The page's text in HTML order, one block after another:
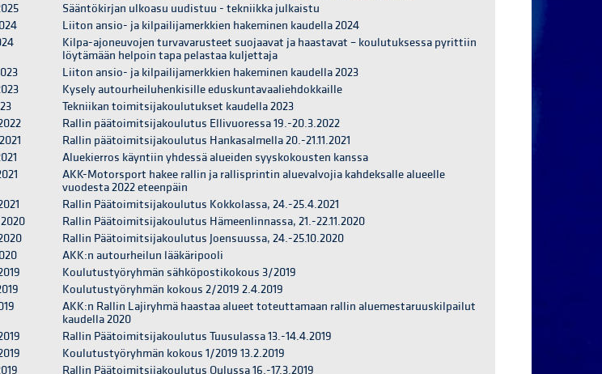
Sääntökirjan ulkoasu uudistuu - tekniikka julkaistu
Liiton ansio- ja kilpailijamerkkien hakeminen kaudella 2024
Kilpa-ajoneuvojen turvavarusteet suojaavat ja haastavat – koulutuksessa pyrittiin
löytämään helpoin tapa pelastaa kuljettaja
Liiton ansio- ja kilpailijamerkkien hakeminen kaudella 2023
Kysely autourheiluhenkisille eduskuntavaaliehdokkaille
Tekniikan toimitsijakoulutukset kaudella 2023
Rallin päätoimitsijakoulutus Ellivuoressa 19.-20.3.2022
Rallin päätoimitsijakoulutus Hankasalmella 20.-21.11.2021
Aluekierros käyntiin yhdessä alueiden syyskokousten kanssa
AKK-Motorsport hakee rallin ja rallisprintin aluevalvojia kahdeksalle alueelle
vuodesta 2022 eteenpäin
Rallin Päätoimitsijakoulutus Kokkolassa, 24.-25.4.2021
Rallin Päätoimitsijakoulutus Hämeenlinnassa, 21.-22.11.2020
Rallin Päätoimitsijakoulutus Joensuussa, 24.-25.10.2020
AKK:n autourheilun lääkäripooli
Koulutustyöryhmän sähköpostikokous 3/2019
Koulutustyöryhmän kokous 2/2019 2.4.2019
AKK:n Rallin Lajiryhmä haastaa alueet toteuttamaan rallin aluemestaruuskilpailut
kaudella 2020
Rallin Päätoimitsijakoulutus Tuusulassa 13.-14.4.2019
Koulutustyöryhmän kokous 1/2019 13.2.2019
Rallin Päätoimitsijakoulutus Oulussa 16.-17.3.2019